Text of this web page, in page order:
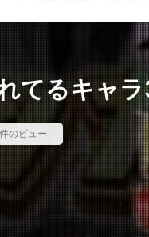
てるキャ
件のビュー